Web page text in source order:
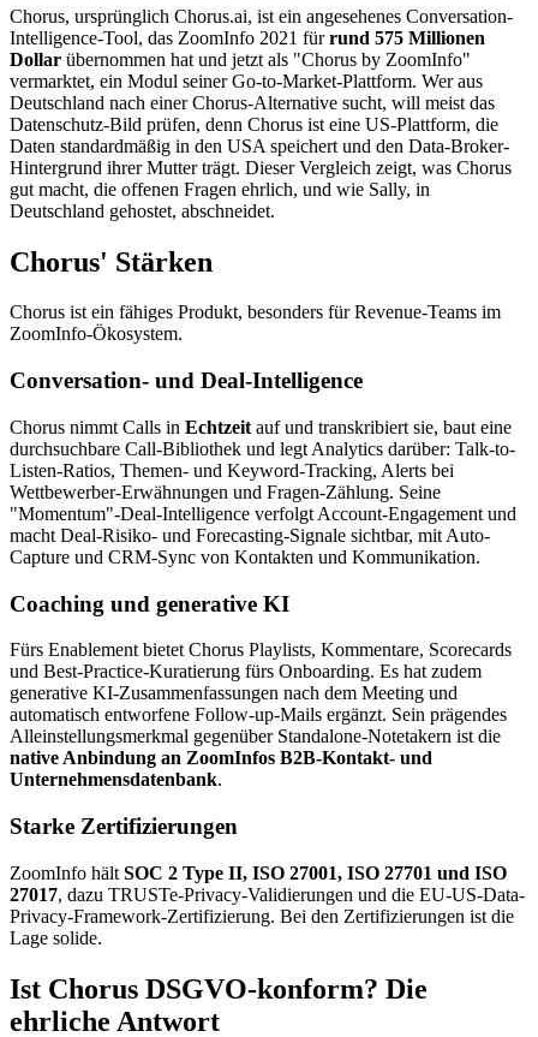
Chorus, ursprünglich Chorus.ai, ist ein angesehenes Conversation-
Intelligence-Tool, das ZoomInfo 2021 fürrund 575 Millionen
Dollar übernommen hat und jetzt als "Chorus by ZoomInfo"
vermarktet, ein Modul seiner Go-to-Market-Plattform. Wer aus
Deutschland nach einer Chorus-Alternative sucht, will meist das
Datenschutz-Bild prüfen, denn Chorus ist eine US-Plattform, die
Daten standardmäßig in den USA speichert und den Data-Broker-
Hintergrund ihrer Mutter trägt. Dieser Vergleich zeigt, was Chorus
gut macht, die offenen Fragen ehrlich, und wie Sally, in
Deutschland gehostet, abschneidet.
Chorus' Stärken
Chorus ist ein fähiges Produkt, besonders für Revenue-Teams im
ZoomInfo-Ökosystem.
Conversation- und Deal-Intelligence
Chorus nimmt Calls in Echtzeit auf und transkribiert sie, baut eine
durchsuchbare Call-Bibliothek und legt Analytics darüber: Talk-to-
Listen-Ratios, Themen- und Keyword-Tracking, Alerts bei
Wettbewerber-Erwähnungen und Fragen-Zählung. Seine
"Momentum"-Deal-Intelligence verfolgt Account-Engagement und
macht Deal-Risiko- und Forecasting-Signale sichtbar, mit Auto-
Capture und CRM-Sync von Kontakten und Kommunikation.
Coaching und generative KI
Fürs Enablement bietet Chorus Playlists, Kommentare, Scorecards
und Best-Practice-Kuratierung fürs Onboarding. Es hat zudem
generative KI-Zusammenfassungen nach dem Meeting und
automatisch entworfene Follow-up-Mails ergänzt. Sein prägendes
Alleinstellungsmerkmal gegenüber Standalone-Notetakern ist die
native Anbindung an ZoomInfos B2B-Kontakt- und
Unternehmensdatenbank.
Starke Zertifizierungen
ZoomInfo hält SOC 2 Type II, ISO 27001, ISO 27701 und ISO
27017, dazu TRUSTe-Privacy-Validierungen und die EU-US-Data-
Privacy-Framework-Zertifizierung. Bei den Zertifizierungen ist die
Lage solide.
Ist Chorus DSGVO-konform? Die
ehrliche Antwort